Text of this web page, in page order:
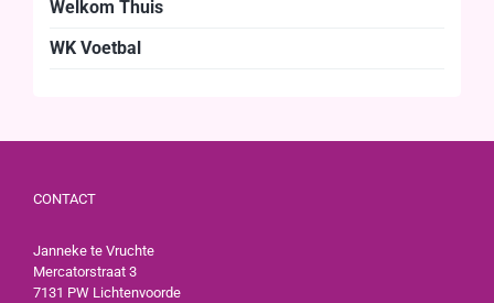
Welkom Thuis
WK Voetbal
CONTACT
Janneke te Vruchte
Mercatorstraat 3
7131 PW Lichtenvoorde